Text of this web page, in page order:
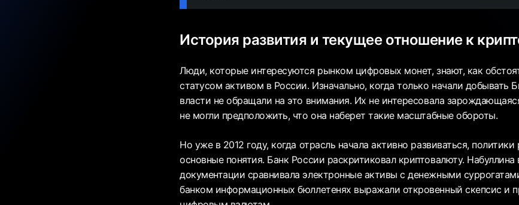
История развития и текущее отношение к
Люди, которые интересуются рынком цифровых монет, знают, как
статусом активом в России. Изначально, когда только начали добывать
власти не обращали на это внимания. Их не интересовала
не могли предположить, что она наберет такие масштабные обороты.
Но уже в 2012 году, когда отрасль начала активно развиваться,
основные понятия. Банк России раскритиковал криптовалюту. Набуллина
документации сравнивала электронные активы с денежными
банком информационных бюллетенях выражали откровенный скепсис и